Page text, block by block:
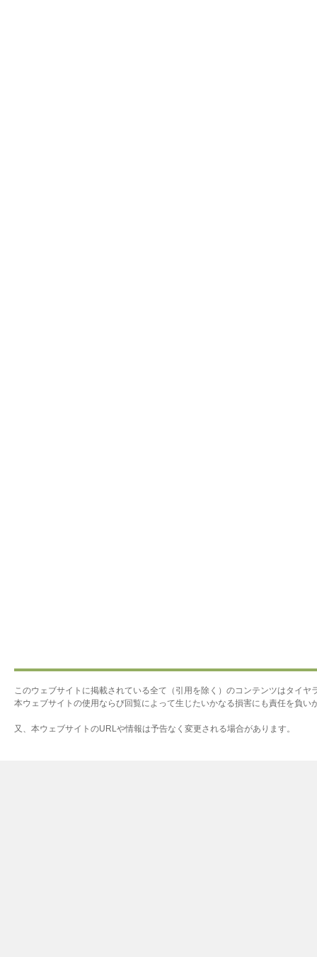
このウェブサイトに掲載されている全て（引用を除く）のコンテンツはタイヤ
本ウェブサイトの使用ならび回覧によって生じたいかなる損害にも責任を負い
又、本ウェブサイトのURLや情報は予告なく変更される場合があります。